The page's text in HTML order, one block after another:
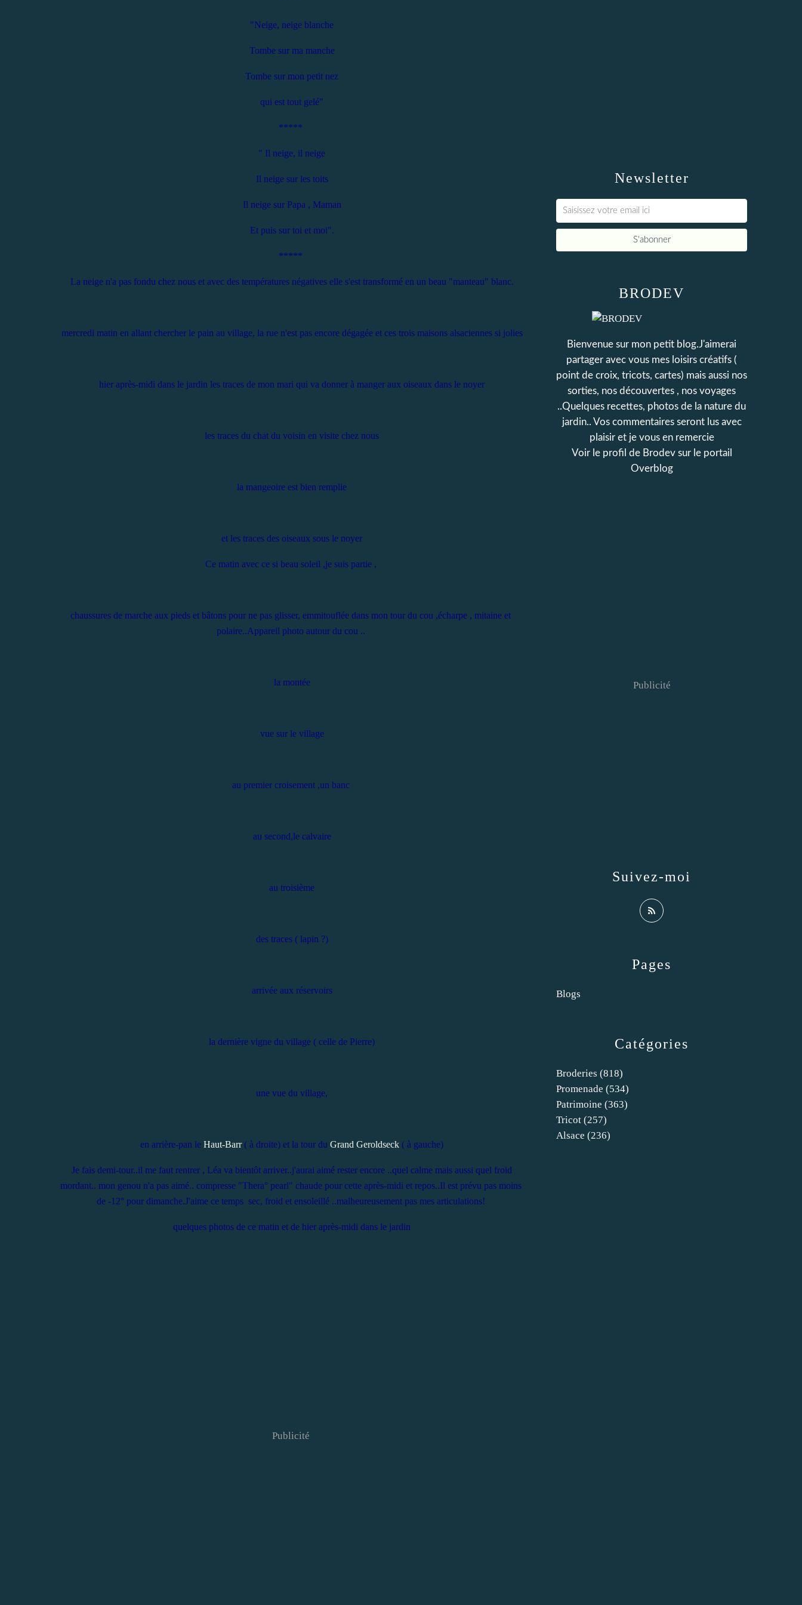
"Neige, neige blanche
Tombe sur ma manche
Tombe sur mon petit nez
qui est tout gelé"
*****
" Il neige, il neige
Il neige sur les toits
Il neige sur Papa , Maman
Et puis sur toi et moi".
*****
La neige n'a pas fondu chez nous et avec des températures négatives elle s'est transformé en un beau "manteau" blanc.
mercredi matin en allant chercher le pain au village, la rue n'est pas encore dégagée et ces trois maisons alsaciennes si jolies
hier après-midi dans le jardin les traces de mon mari qui va donner à manger aux oiseaux dans le noyer
les traces du chat du voisin en visite chez nous
la mangeoire est bien remplie
et les traces des oiseaux sous le noyer
Ce matin avec ce si beau soleil ,je suis partie ,
chaussures de marche aux pieds et bâtons pour ne pas glisser, emmitouflée dans mon tour du cou ,écharpe , mitaine et
polaire..Appareil photo autour du cou ..
la montée
vue sur le village
au premier croisement ,un banc
au second,le calvaire
au troisième
des traces ( lapin ?)
arrivée aux réservoirs
la dernière vigne du village ( celle de Pierre)
une vue du village,
en arrière-pan le Haut-Barr( à droite) et la tour du Grand Geroldseck ( à gauche)
Je fais demi-tour..il me faut rentrer , Léa va bientôt arriver..j'aurai aimé rester encore ..quel calme mais aussi quel froid
mordant.. mon genou n'a pas aimé.. compresse "Thera° pearl" chaude pour cette après-midi et repos..Il est prévu pas moins
de -12° pour dimanche.J'aime ce temps sec, froid et ensoleillé ..malheureusement pas mes articulations!
quelques photos de ce matin et de hier après-midi dans le jardin
Publicité
Newsletter
Catégories
Broderies (818)
Promenade (534)
Patrimoine (363)
Tricot (257)
Alsace (236)
Pages
Blogs
BRODEV
Bienvenue sur mon petit blog.J'aimerai
partager avec vous mes loisirs créatifs (
point de croix, tricots, cartes) mais aussi nos
sorties, nos découvertes , nos voyages
..Quelques recettes, photos de la nature du
jardin.. Vos commentaires seront lus avec
plaisir et je vous en remercie
Voir le profil de Brodevsur le portail
Overblog
Suivez-moi
Publicité